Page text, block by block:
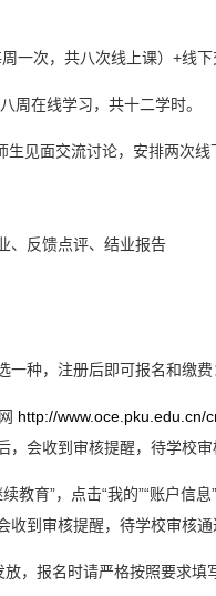
一次，共八次线上课）+线
周在线学习，共十二学时。
见面交流讨论，安排两次
、反馈点评、结业报告
种，注册后即可报名和缴费
http://www.oce.pku.edu.cn/
会收到审核提醒，待学校审
教育”，点击“我的”“账户信
到审核提醒，待学校审核通
，报名时请严格按照要求